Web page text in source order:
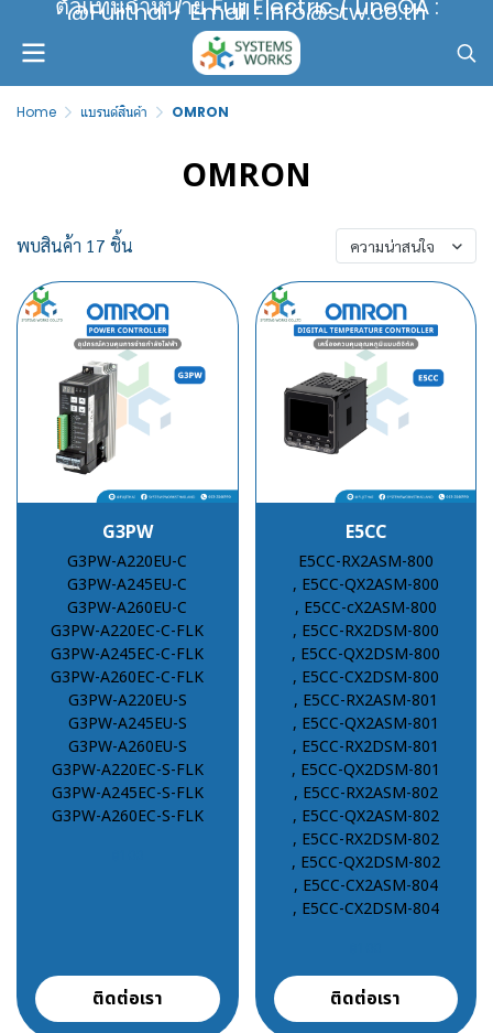
ตัวแทนจำหน่าย Fuji Electric / LineOA :
@Fujithai / Email : info@stw.co.th
Home แบรนด์สินค้า OMRON
OMRON
พบสินค้า 17 ชิ้น ความน่าสนใจ
G3PW
G3PW-A220EU-C
G3PW-A245EU-C
G3PW-A260EU-C
G3PW-A220EC-C-FLK
G3PW-A245EC-C-FLK
G3PW-A260EC-C-FLK
G3PW-A220EU-S
G3PW-A245EU-S
G3PW-A260EU-S
G3PW-A220EC-S-FLK
G3PW-A245EC-S-FLK
G3PW-A260EC-S-FLK
ติดต่อเรา
E5CC
E5CC-RX2ASM-800
, E5CC-QX2ASM-800
, E5CC-cX2ASM-800
, E5CC-RX2DSM-800
, E5CC-QX2DSM-800
, E5CC-CX2DSM-800
, E5CC-RX2ASM-801
, E5CC-QX2ASM-801
, E5CC-RX2DSM-801
, E5CC-QX2DSM-801
, E5CC-RX2ASM-802
, E5CC-QX2ASM-802
, E5CC-RX2DSM-802
, E5CC-QX2DSM-802
, E5CC-CX2ASM-804
, E5CC-CX2DSM-804
ติดต่อเรา